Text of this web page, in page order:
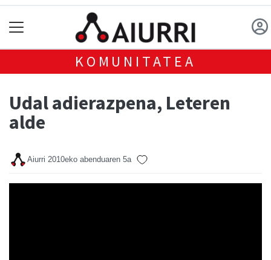
KOMUNITATEA
Udal adierazpena, Leteren
alde
Aiurri 2010eko abenduaren 5a